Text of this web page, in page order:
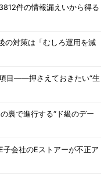
件の情報漏えいから得る
の対策は「むしろ運用を減
目――押さえておきたい“生
裏で進行する“ド級のデー
会社のEストアーが不正ア